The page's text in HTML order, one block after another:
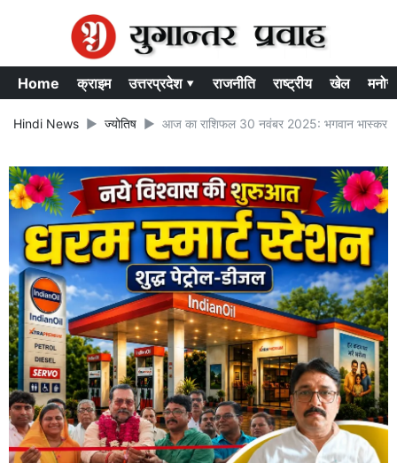
Home क्राइम उत्तरप्रदेश ▾ राजनीति राष्ट्रीय खेल
Hindi News ज्योतिष आज का राशिफल 30 नवंबर 2025: भगवान भास्कर